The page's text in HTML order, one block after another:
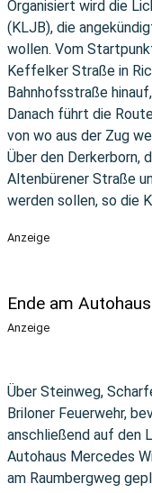
Organisiert wird die
(KLJB), die
wollen. Vom
Keffelker Straße in
Bahnhofsstraße
Danach führt die
von wo aus der Zug
Über den Derkerborn,
Altenbürener Straße
werden sollen, so die
Anzeige
Ende am Autohaus
Anzeige
Über Steinweg,
Briloner Feuerwehr,
anschließend auf den
Autohaus Mercedes
am Raumbergweg